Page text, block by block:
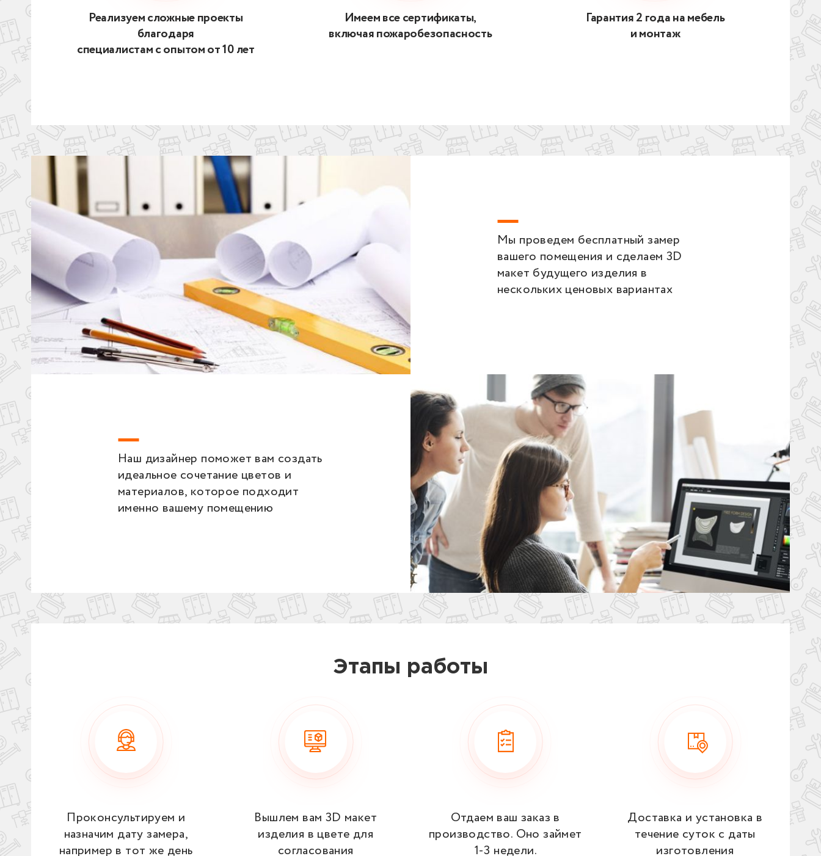
Реализуем сложные проекты
благодаря
специалистам с опытом от 10 лет
Имеем все сертификаты,
включая пожаробезопасность
Гарантия 2 года на мебель
и монтаж
Мы проведем бесплатный замер
вашего помещения и сделаем 3D
макет будущего изделия в
нескольких ценовых вариантах
Наш дизайнер поможет вам создать
идеальное сочетание цветов и
материалов, которое подходит
именно вашему помещению
Этапы работы
Проконсультируем и
назначим дату замера,
например в тот же день
Вышлем вам 3D макет
изделия в цвете для
согласования
Отдаем ваш заказ в
производство. Оно займет
1‑3 недели.
Доставка и установка в
течение суток с даты
изготовления